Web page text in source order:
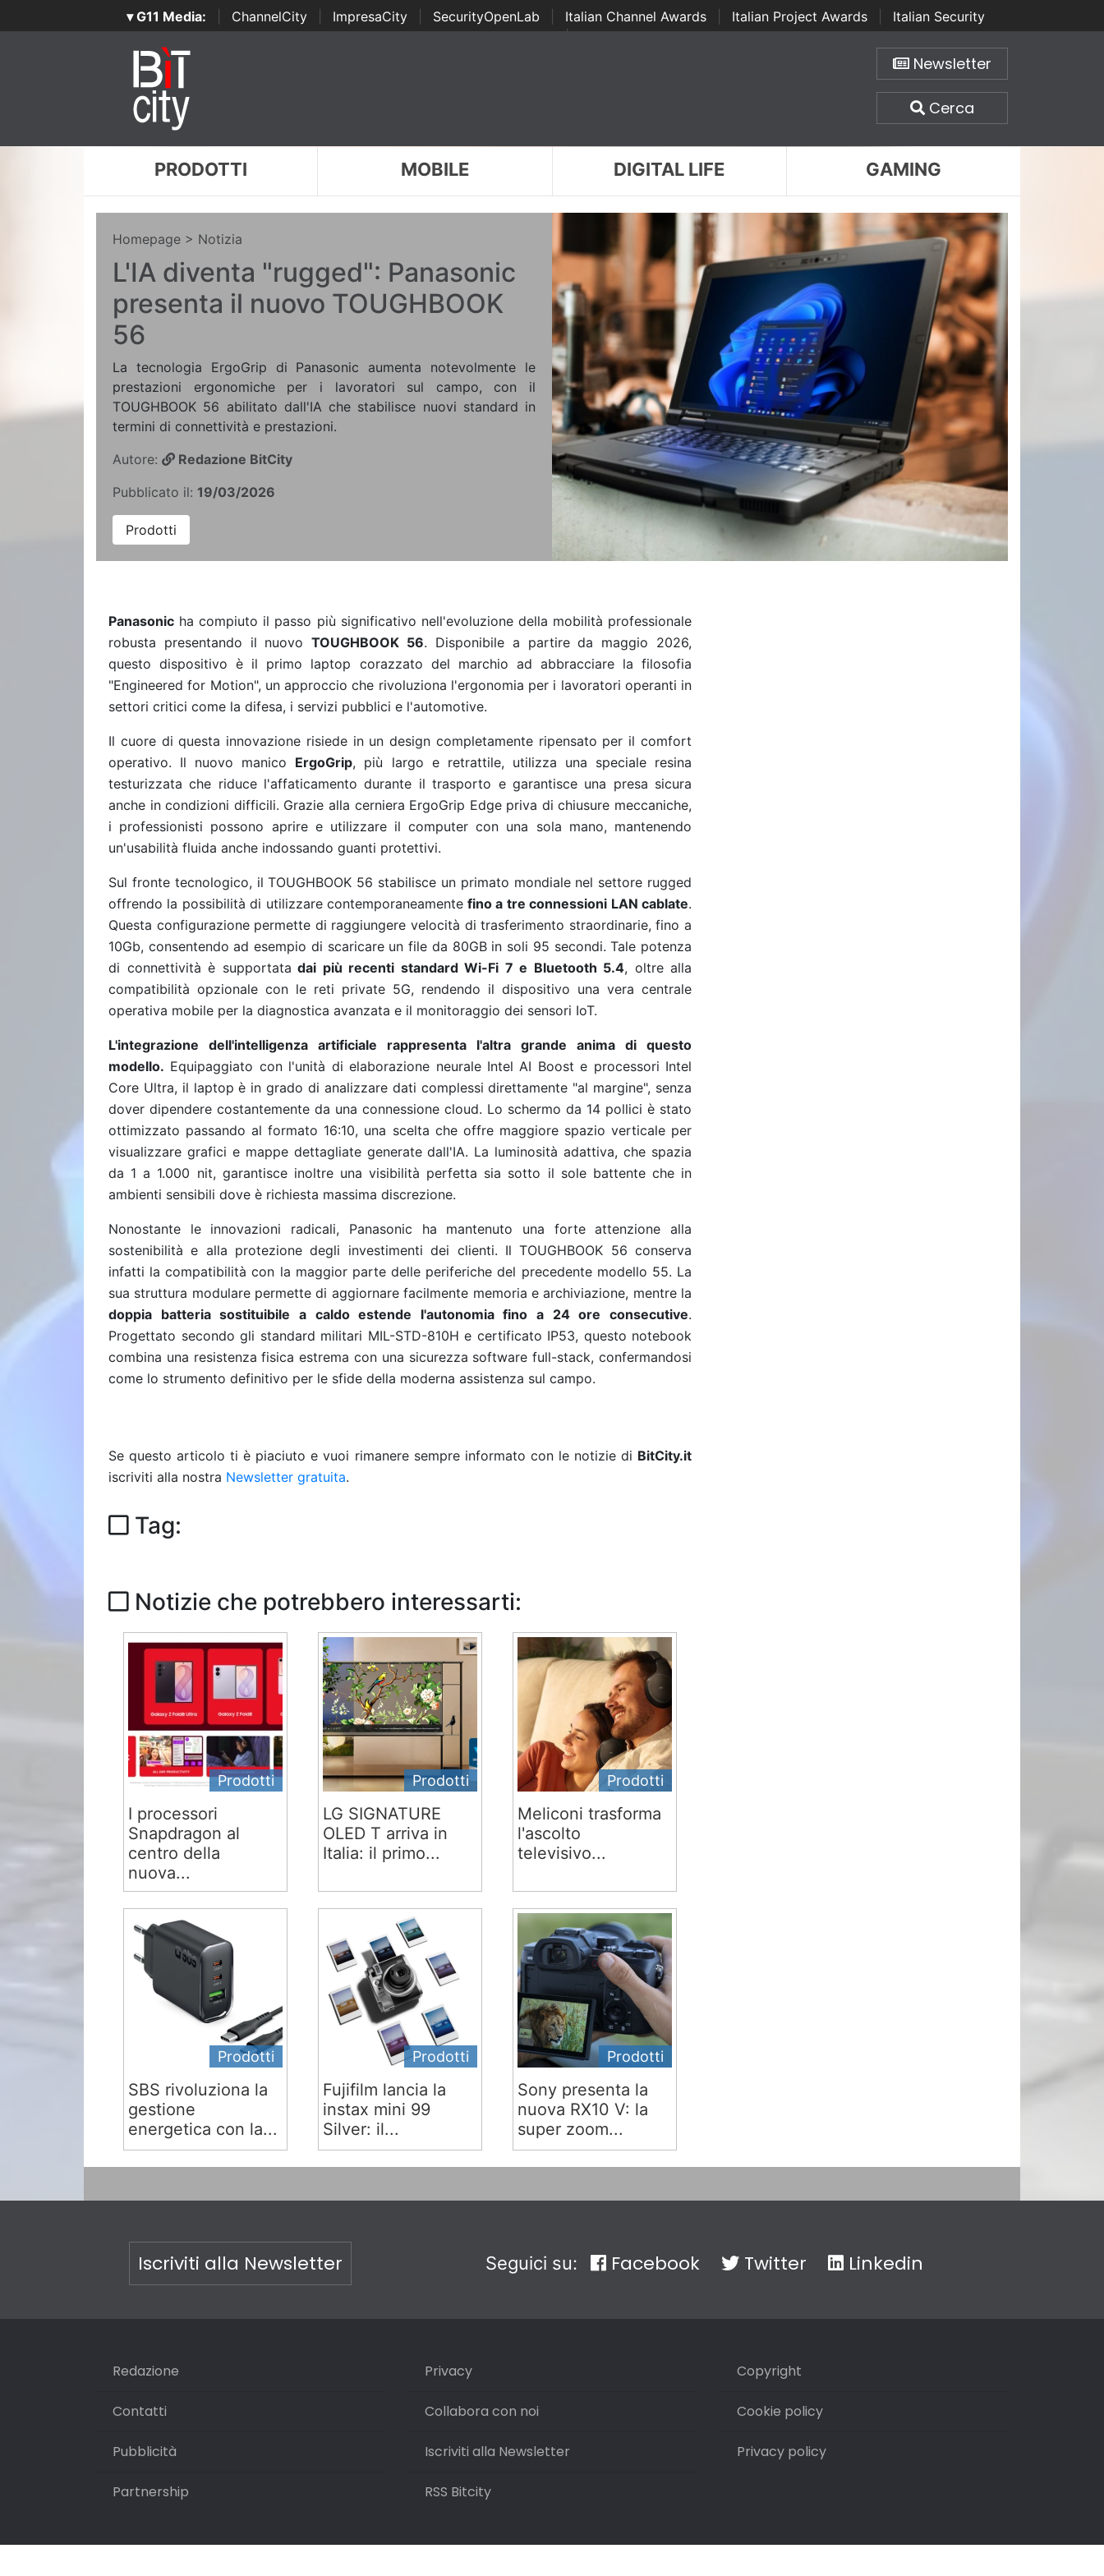
▾ G11 Media: ChannelCity ImpresaCity SecurityOpenLab Italian Channel Awards Italian Project Awards
Italian Security
Awards | ...
Newsletter
Cerca
PRODOTTI MOBILE DIGITAL LIFE GAMING
Homepage > Notizia
L'IA diventa "rugged": Panasonic
presenta il nuovo TOUGHBOOK
56
La tecnologia ErgoGrip di Panasonic aumenta notevolmente le
prestazioni ergonomiche per i lavoratori sul campo, con il
TOUGHBOOK 56 abilitato dall'IA che stabilisce nuovi standard in
termini di connettività e prestazioni.
Autore:
Redazione BitCity
Pubblicato il: 19/03/2026
Prodotti
Panasonic ha compiuto il passo più significativo nell'evoluzione della mobilità professionale
robusta presentando il nuovoTOUGHBOOK 56. Disponibile a partire da maggio 2026,
questo dispositivo è il primo laptop corazzato del marchio ad abbracciare la filosofia
"Engineered for Motion", un approccio che rivoluziona l'ergonomia per i lavoratori operanti in
settori critici come la difesa, i servizi pubblici e l'automotive.
Il cuore di questa innovazione risiede in un design completamente ripensato per il comfort
operativo. Il nuovo manico ErgoGrip, più largo e retrattile, utilizza una speciale resina
testurizzata che riduce l'affaticamento durante il trasporto e garantisce una presa sicura
anche in condizioni difficili. Grazie alla cerniera ErgoGrip Edge priva di chiusure meccaniche,
i professionisti possono aprire e utilizzare il computer con una sola mano, mantenendo
un'usabilità fluida anche indossando guanti protettivi.
Sul fronte tecnologico, il TOUGHBOOK 56 stabilisce un primato mondiale nel settore rugged
offrendo la possibilità di utilizzare contemporaneamente fino a tre connessioni LAN cablate.
Questa configurazione permette di raggiungere velocità di trasferimento straordinarie, fino a
10Gb, consentendo ad esempio di scaricare un file da 80GB in soli 95 secondi. Tale potenza
di connettività è supportata dai più recenti standard Wi-Fi 7 e Bluetooth 5.4, oltre alla
compatibilità opzionale con le reti private 5G, rendendo il dispositivo una vera centrale
operativa mobile per la diagnostica avanzata e il monitoraggio dei sensori IoT.
L'integrazione dell'intelligenza artificiale rappresenta l'altra grande anima di questo
modello. Equipaggiato con l'unità di elaborazione neurale Intel AI Boost e processori Intel
Core Ultra, il laptop è in grado di analizzare dati complessi direttamente "al margine", senza
dover dipendere costantemente da una connessione cloud. Lo schermo da 14 pollici è stato
ottimizzato passando al formato 16:10, una scelta che offre maggiore spazio verticale per
visualizzare grafici e mappe dettagliate generate dall'IA. La luminosità adattiva, che spazia
da 1 a 1.000 nit, garantisce inoltre una visibilità perfetta sia sotto il sole battente che in
ambienti sensibili dove è richiesta massima discrezione.
Nonostante le innovazioni radicali, Panasonic ha mantenuto una forte attenzione alla
sostenibilità e alla protezione degli investimenti dei clienti. Il TOUGHBOOK 56 conserva
infatti la compatibilità con la maggior parte delle periferiche del precedente modello 55. La
sua struttura modulare permette di aggiornare facilmente memoria e archiviazione, mentre la
doppia batteria sostituibile a caldo estende l'autonomia fino a 24 ore consecutive.
Progettato secondo gli standard militari MIL-STD-810H e certificato IP53, questo notebook
combina una resistenza fisica estrema con una sicurezza software full-stack, confermandosi
come lo strumento definitivo per le sfide della moderna assistenza sul campo.
Se questo articolo ti è piaciuto e vuoi rimanere sempre informato con le notizie di BitCity.it
iscriviti alla nostra Newsletter gratuita.
Tag:
Notizie che potrebbero interessarti:
Prodotti
I processori
Snapdragon al
centro della
nuova...
Prodotti
LG SIGNATURE
OLED T arriva in
Italia: il primo...
Prodotti
Meliconi trasforma
l'ascolto
televisivo...
Prodotti
SBS rivoluziona la
gestione
energetica con la...
Prodotti
Fujifilm lancia la
instax mini 99
Silver: il...
Prodotti
Sony presenta la
nuova RX10 V: la
super zoom...
Iscriviti alla Newsletter Seguici su: Facebook Twitter Linkedin
Redazione
Contatti
Pubblicità
Partnership
Privacy
Collabora con noi
Iscriviti alla Newsletter
RSS Bitcity
Copyright
Cookie policy
Privacy policy